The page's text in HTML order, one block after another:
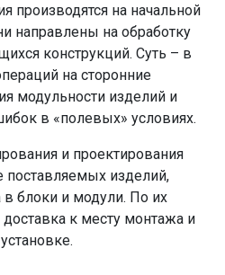
производятся на начальной
направлены на обработку
конструкций. Суть – в
на сторонние
модульности изделий и
в «полевых» условиях.
и проектирования
поставляемых изделий,
в блоки и модули. По их
к месту монтажа и